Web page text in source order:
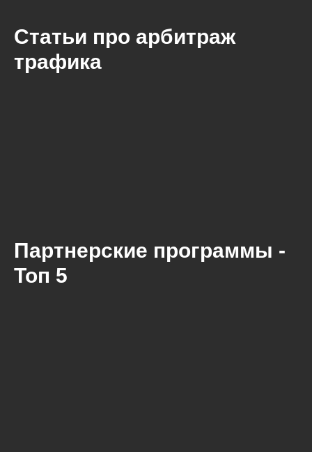
Статьи про арбитраж
трафика
Партнерские программы -
Топ 5